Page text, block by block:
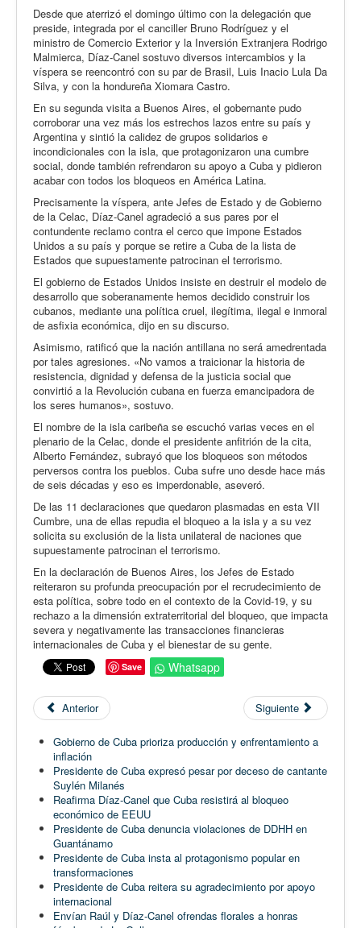
Desde que aterrizó el domingo último con la delegación que
preside, integrada por el canciller Bruno Rodríguez y el
ministro de Comercio Exterior y la Inversión Extranjera Rodrigo
Malmierca, Díaz-Canel sostuvo diversos intercambios y la
víspera se reencontró con su par de Brasil, Luis Inacio Lula Da
Silva, y con la hondureña Xiomara Castro.
En su segunda visita a Buenos Aires, el gobernante pudo
corroborar una vez más los estrechos lazos entre su país y
Argentina y sintió la calidez de grupos solidarios e
incondicionales con la isla, que protagonizaron una cumbre
social, donde también refrendaron su apoyo a Cuba y pidieron
acabar con todos los bloqueos en América Latina.
Precisamente la víspera, ante Jefes de Estado y de Gobierno
de la Celac, Díaz-Canel agradeció a sus pares por el
contundente reclamo contra el cerco que impone Estados
Unidos a su país y porque se retire a Cuba de la lista de
Estados que supuestamente patrocinan el terrorismo.
El gobierno de Estados Unidos insiste en destruir el modelo de
desarrollo que soberanamente hemos decidido construir los
cubanos, mediante una política cruel, ilegítima, ilegal e inmoral
de asfixia económica, dijo en su discurso.
Asimismo, ratificó que la nación antillana no será amedrentada
por tales agresiones. «No vamos a traicionar la historia de
resistencia, dignidad y defensa de la justicia social que
convirtió a la Revolución cubana en fuerza emancipadora de
los seres humanos», sostuvo.
El nombre de la isla caribeña se escuchó varias veces en el
plenario de la Celac, donde el presidente anfitrión de la cita,
Alberto Fernández, subrayó que los bloqueos son métodos
perversos contra los pueblos. Cuba sufre uno desde hace más
de seis décadas y eso es imperdonable, aseveró.
De las 11 declaraciones que quedaron plasmadas en esta VII
Cumbre, una de ellas repudia el bloqueo a la isla y a su vez
solicita su exclusión de la lista unilateral de naciones que
supuestamente patrocinan el terrorismo.
En la declaración de Buenos Aires, los Jefes de Estado
reiteraron su profunda preocupación por el recrudecimiento de
esta política, sobre todo en el contexto de la Covid-19, y su
rechazo a la dimensión extraterritorial del bloqueo, que impacta
severa y negativamente las transacciones financieras
internacionales de Cuba y el bienestar de su gente.
Save Whatsapp
Anterior Siguiente
Gobierno de Cuba prioriza producción y enfrentamiento a
inflación
Presidente de Cuba expresó pesar por deceso de cantante
Suylén Milanés
Reafirma Díaz-Canel que Cuba resistirá al bloqueo
económico de EEUU
Presidente de Cuba denuncia violaciones de DDHH en
Guantánamo
Presidente de Cuba insta al protagonismo popular en
transformaciones
Presidente de Cuba reitera su agradecimiento por apoyo
internacional
Envían Raúl y Díaz-Canel ofrendas florales a honras